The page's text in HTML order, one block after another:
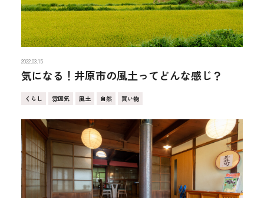
2022.03.15
気になる！井原市の風土ってどんな感じ？
くらし 雰囲気 風土 自然 買い物